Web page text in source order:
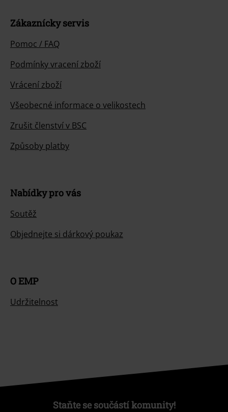
Zákaznícky servis
Pomoc / FAQ
Podmínky vracení zboží
Vrácení zboží
Všeobecné informace o velikostech
Zrušit členství v BSC
Způsoby platby
Nabídky pro vás
Soutěž
Objednejte si dárkový poukaz
O EMP
Udržitelnost
Staňte se součástí komunity!